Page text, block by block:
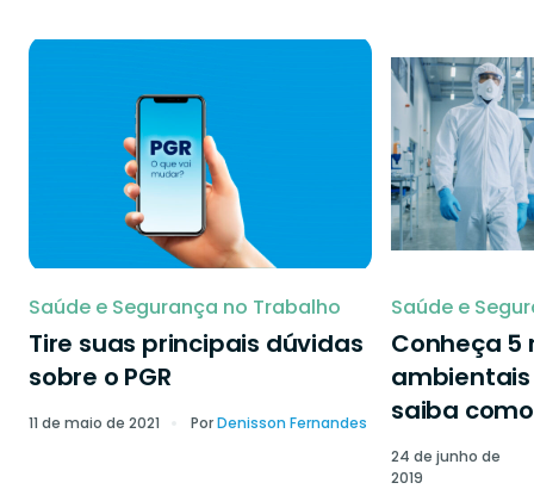
Saúde e Segurança no Trabalho
Tire suas principais dúvidas
sobre o PGR
11 de maio de 2021 PorDenisson Fernandes
Saúde e
Conheça 5
saiba
24 de junho de
2019